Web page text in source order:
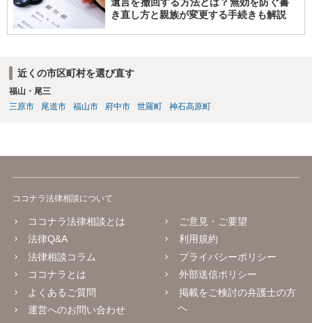
き直し方と親族が変更する手続きも解説
近くの市区町村を選び直す
福山・尾三
三原市
尾道市 福山市 府中市 世羅町 神石高原町
ココナラ法律相談について
ココナラ法律相談とは
法律Q&A
法律相談コラム
ココナラとは
よくあるご質問
運営へのお問い合わせ
ご意見・ご要望
利用規約
プライバシーポリシー
外部送信ポリシー
掲載をご検討の弁護士の方
へ